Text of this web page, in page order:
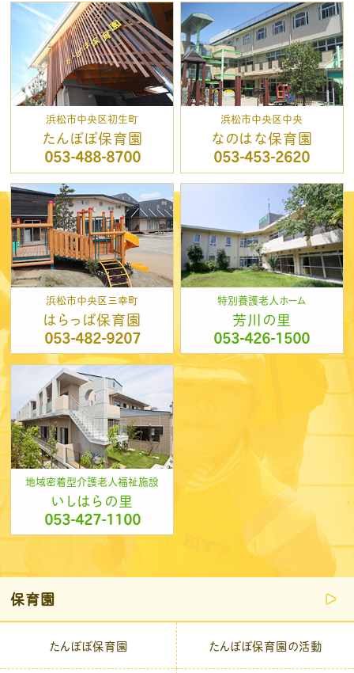
浜松市中央区初生町
たんぽぽ保育園
053-488-8700
浜松市中央区中央
なのはな保育園
053-453-2620
浜松市中央区三幸町
はらっぱ保育園
053-482-9207
特別養護老人ホーム
芳川の里
053-426-1500
地域密着型介護老人福祉施設
いしはらの里
053-427-1100
保育園
たんぽぽ保育園 たんぽぽ保育園の活動